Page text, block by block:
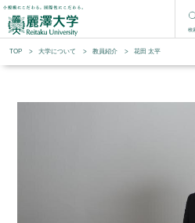
検
TOP 大学について 教員紹介 花田 太平